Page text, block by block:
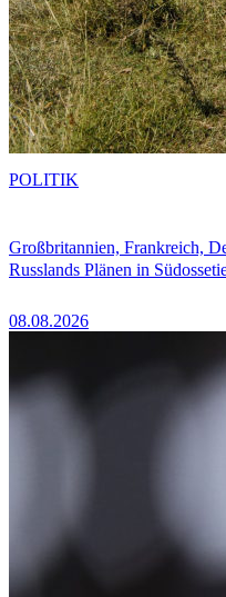
Großbritannien, Frankreich,
Russlands Plänen in
08.08.2026
POLITIK